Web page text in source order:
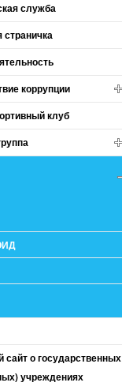
служба
коррупции
клуб
о государственных
учреждениях